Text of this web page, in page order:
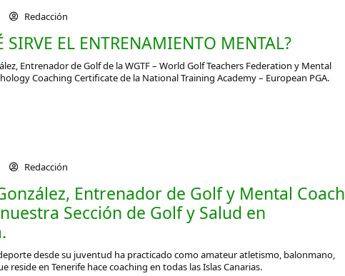
Redacción
SIRVE EL ENTRENAMIENTO MENTAL?
Entrenador de Golf de la WGTF – World Golf Teachers Federation y Mental
Coaching Certificate de la National Training Academy – European PGA.
Redacción
Entrenador de Golf y Mental Coach
Sección de Golf y Salud en
desde su juventud ha practicado como amateur atletismo, balonmano,
reside en Tenerife hace coaching en todas las Islas Canarias.